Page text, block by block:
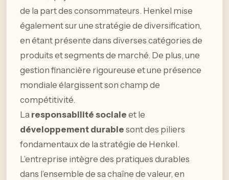
de la part des consommateurs. Henkel mise
également sur une stratégie de diversification,
en étant présente dans diverses catégories de
produits et segments de marché. De plus, une
gestion financière rigoureuse et une présence
mondiale élargissent son champ de
compétitivité.
La responsabilité sociale et le
développement durable sont des piliers
fondamentaux de la stratégie de Henkel.
L’entreprise intègre des pratiques durables
dans l’ensemble de sa chaîne de valeur, en